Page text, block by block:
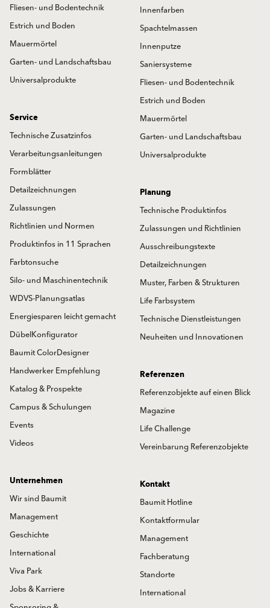
Fliesen- und Bodentechnik
Estrich und Boden
Mauermörtel
Garten- und Landschaftsbau
Universalprodukte
Innenfarben
Spachtelmassen
Innenputze
Saniersysteme
Fliesen- und Bodentechnik
Estrich und Boden
Mauermörtel
Garten- und Landschaftsbau
Universalprodukte
Service
Technische Zusatzinfos
Verarbeitungsanleitungen
Formblätter
Detailzeichnungen
Zulassungen
Richtlinien und Normen
Produktinfos in 11 Sprachen
Farbtonsuche
Silo- und Maschinentechnik
WDVS-Planungsatlas
Energiesparen leicht gemacht
DübelKonfigurator
Baumit ColorDesigner
Handwerker Empfehlung
Katalog & Prospekte
Campus & Schulungen
Events
Videos
Planung
Technische Produktinfos
Zulassungen und Richtlinien
Ausschreibungstexte
Detailzeichnungen
Muster, Farben & Strukturen
Life Farbsystem
Technische Dienstleistungen
Neuheiten und Innovationen
Referenzen
Referenzobjekte auf einen Blick
Magazine
Life Challenge
Vereinbarung Referenzobjekte
Unternehmen
Wir sind Baumit
Management
Geschichte
International
Viva Park
Jobs & Karriere
Kontakt
Baumit Hotline
Kontaktformular
Management
Fachberatung
Standorte
International